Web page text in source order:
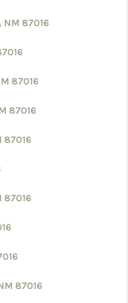
NM 87016
87016
87016
87016
87016
87016